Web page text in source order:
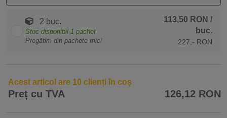
2 buc.
Stoc disponibil 1 pachet
Pregătim din pachete mici
113,50 RON /
buc.
227,- RON
Acest articol are 10 clienți în coș
Preț cu TVA 126,12 RON